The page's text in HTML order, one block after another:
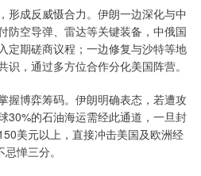
形成反威慑合力。伊朗一边深化与中
防空导弹、雷达等关键装备，中俄国
定期磋商议程；一边修复与沙特等地
，通过多方位合作分化美国阵营。
握博弈筹码。伊朗明确表态，若遭攻
的石油海运需经此通道，一旦封
美元以上，直接冲击美国及欧洲经
惮三分。